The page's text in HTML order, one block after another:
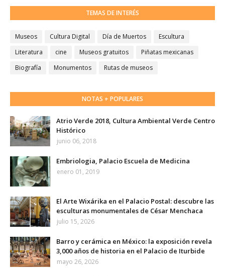
TEMAS DE INTERÉS
Museos Cultura Digital Día de Muertos
Escultura
Literatura
cine Museos gratuitos
Piñatas mexicanas
Biografía
Monumentos Rutas de museos
NOTAS + POPULARES
Atrio Verde 2018, Cultura Ambiental Verde Centro
Histórico
junio 06, 2018
Embriologia, Palacio Escuela de Medicina
enero 01, 2019
El Arte Wixárika en el Palacio Postal: descubre las
esculturas monumentales de César Menchaca
julio 15, 2026
Barro y cerámica en México: la exposición revela
3,000 años de historia en el Palacio de Iturbide
mayo 26, 2026